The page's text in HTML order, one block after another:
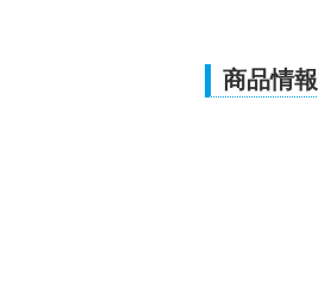
商品情報